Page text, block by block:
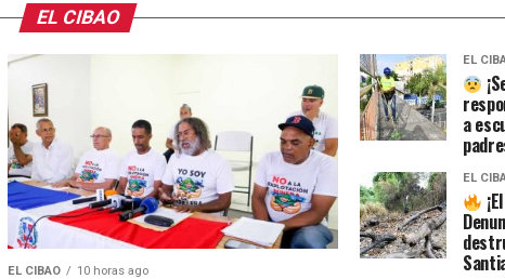
EL CIBAO
EL CIBAO 10 horas ago
EL
a
EL